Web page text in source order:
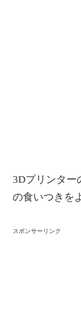
3Dプリンター
の食いつきを
スポンサーリンク